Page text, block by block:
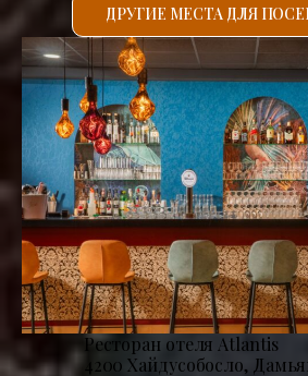
ДРУГИЕ МЕСТА ДЛЯ
Ресторан отеля Atlantis
4200 Хайдусобосло,